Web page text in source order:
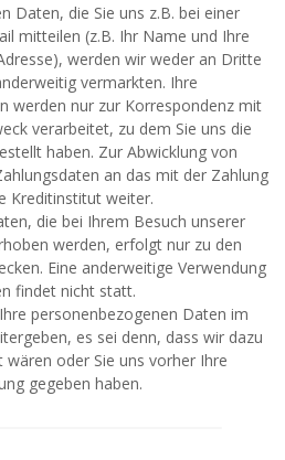
Daten, die Sie uns z.B. bei einer
mitteilen (z.B. Ihr Name und Ihre
werden wir weder an Dritte
vermarkten. Ihre
werden nur zur Korrespondenz mit
verarbeitet, zu dem Sie uns die
haben. Zur Abwicklung von
an das mit der Zahlung
Kreditinstitut weiter.
die bei Ihrem Besuch unserer
werden, erfolgt nur zu den
Eine anderweitige Verwendung
findet nicht statt.
personenbezogenen Daten im
es sei denn, dass wir dazu
wären oder Sie uns vorher Ihre
gegeben haben.